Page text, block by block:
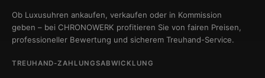
Ob Luxusuhren ankaufen, verkaufen oder in Kommission
geben – bei CHRONOWERK profitieren Sie von fairen Preisen,
professioneller Bewertung und sicherem Treuhand-Service.
TREUHAND-ZAHLUNGSABWICKLUNG